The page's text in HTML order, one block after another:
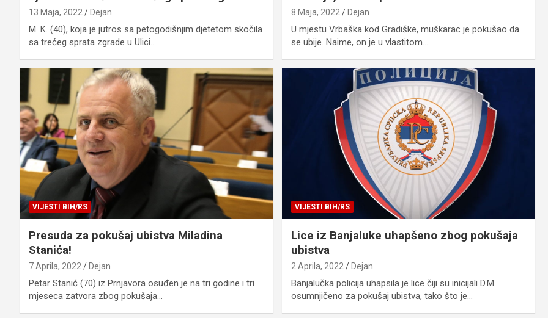
13 Maja, 2022 Dejan
M. K. (40), koja je jutros sa petogodišnjim djetetom skočila
sa trećeg sprata zgrade u Ulici…
8 Maja, 2022 Dejan
U mjestu Vrbaška kod Gradiške, muškarac je pokušao da
se ubije. Naime, on je u vlastitom…
VIJESTI BIH/RS
Presuda za pokušaj ubistva Miladina
Stanića!
7 Aprila, 2022 Dejan
Petar Stanić (70) iz Prnjavora osuđen je na tri godine i tri
mjeseca zatvora zbog pokušaja…
VIJESTI BIH/RS
Lice iz Banjaluke uhapšeno zbog pokušaja
ubistva
2 Aprila, 2022 Dejan
Banjalučka policija uhapsila je lice čiji su inicijali D.M.
osumnjičeno za pokušaj ubistva, tako što je…